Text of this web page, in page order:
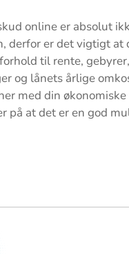
online er absolut
derfor er det vigtigt at
til rente,
og lånets årlige
med din
på at det er en god